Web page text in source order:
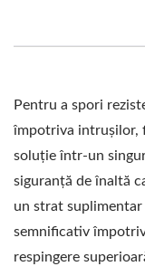
Pentru a spori
împotriva intrușilor,
soluție într-un
siguranță de înaltă
un strat
semnificativ
respingere